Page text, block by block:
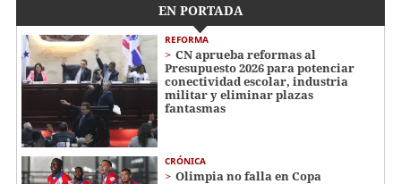
EN PORTADA
REFORMA
CN aprueba reformas al
Presupuesto 2026 para potenciar
conectividad escolar, industria
militar y eliminar plazas
fantasmas
CRÓNICA
Olimpia no falla en Copa